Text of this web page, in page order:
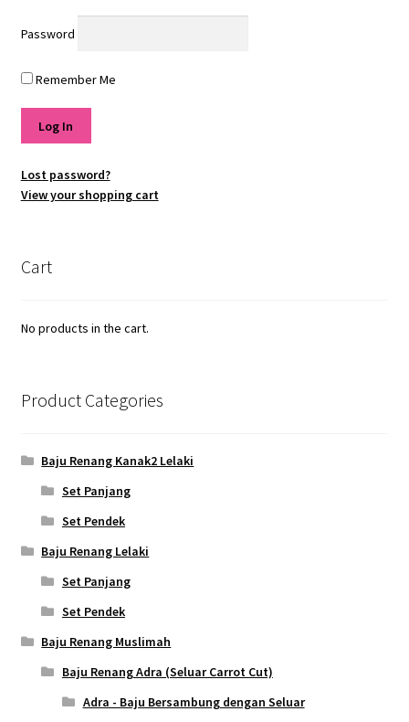
Password
Remember Me
Lost password?
View your shopping cart
Cart
No products in the cart.
Product Categories
Baju Renang Kanak2 Lelaki
Set Panjang
Set Pendek
Baju Renang Lelaki
Set Panjang
Set Pendek
Baju Renang Muslimah
Baju Renang Adra (Seluar Carrot Cut)
Adra - Baju Bersambung dengan Seluar